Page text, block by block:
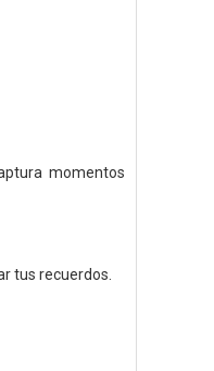
momentos
tus recuerdos.